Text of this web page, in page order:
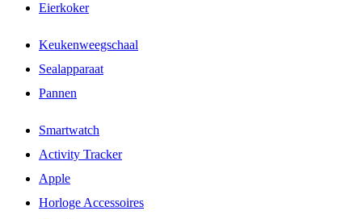
Eierkoker
Keukenweegschaal
Sealapparaat
Pannen
Smartwatch
Activity Tracker
Apple
Horloge Accessoires